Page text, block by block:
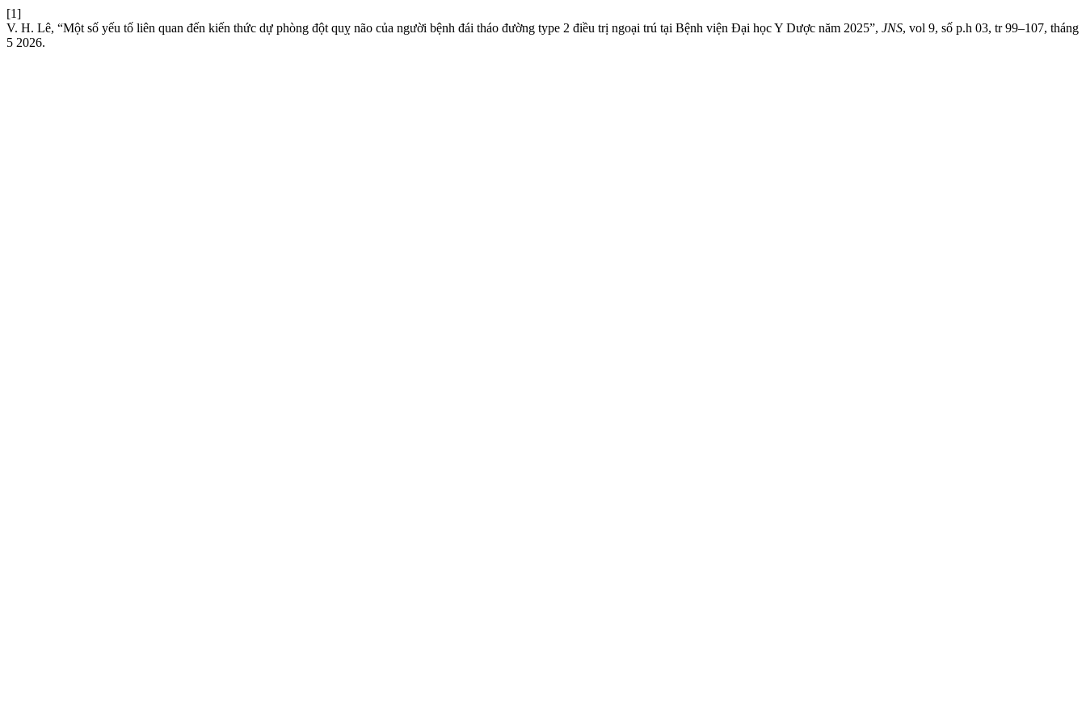
[1]
V. H. Lê, “Một số yếu tố liên quan đến kiến thức dự phòng đột quỵ não của người bệnh đái tháo đường type 2 điều trị ngoại trú tại Bệnh viện Đại học Y Dược năm 2025”, JNS, vol 9, số p.h 03, tr 99–107, tháng
5 2026.